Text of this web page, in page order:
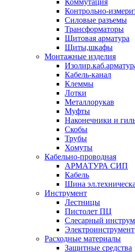
Коммутация
Контрольно-
Силовые разъемы
Трансформаторы
Щитовая арматура
Щиты,шкафы
Монтажные изделия
Кабель-канал
Клеммы
Лотки
Металлорукав
Муфты
Наконечники и
Скобы
Трубы
Хомуты
Кабельно-проводная
АРМАТУРА СИП
Кабель
Шина
Инструмент
Лестницы
Пистолет ПЦ
Слесарный
Электроинструмент
Расходные материалы
Защитные средства